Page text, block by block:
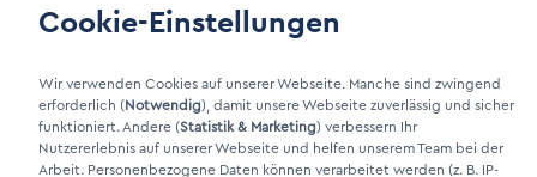
LinkIn Link
Xing Link
Cookie-Einstellungen
Wir verwenden Cookies auf unserer Webseite. Manche sind zwingend
erforderlich (Notwendig), damit unsere Webseite zuverlässig und sicher
funktioniert. Andere (Statistik & Marketing) verbessern Ihr
Nutzererlebnis auf unserer Webseite und helfen unserem Team bei der
Arbeit. Personenbezogene Daten können verarbeitet werden (z. B. IP-